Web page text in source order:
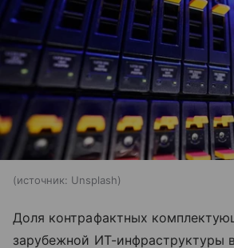
источник: Unsplash
Доля контрафактных
зарубежной ИТ-инфраструктуры